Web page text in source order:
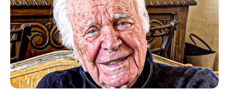
Twitter:@39saku_chan
Youtube:Sakura’s gaming channel/Sakura Miyawaki
7Gogo:miyawaki-sakura
Weibo:Sakura
TikTok:@39saku_chan.88